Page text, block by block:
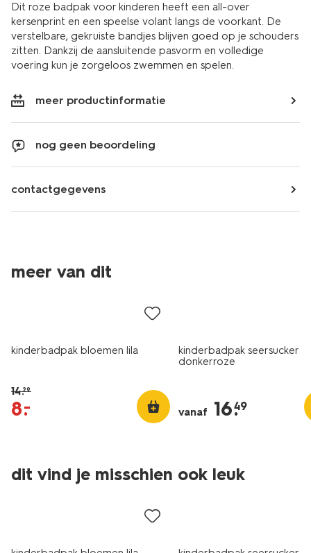
Dit roze badpak voor kinderen heeft een all-over
kersenprint en een speelse volant langs de voorkant. De
verstelbare, gekruiste bandjes blijven goed op je schouders
zitten. Dankzij de aansluitende pasvorm en volledige
voering kun je zorgeloos zwemmen en spelen.
meer productinformatie
nog geen beoordeling
contactgegevens
meer van dit
korting
kinderbadpak bloemen lila
14.29
8.
–
kinderbadpak seersucker
donkerroze
vanaf 16.
49
dit vind je misschien ook leuk
korting